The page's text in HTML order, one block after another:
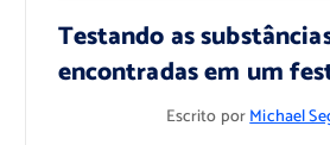
Testando as
encontradas em um
Escrito porMichael